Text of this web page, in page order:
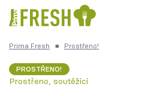
Česká kuchyně
Prima Fresh ■ Prostřeno!
PROSTŘENO!
Prostřeno, soutěžící